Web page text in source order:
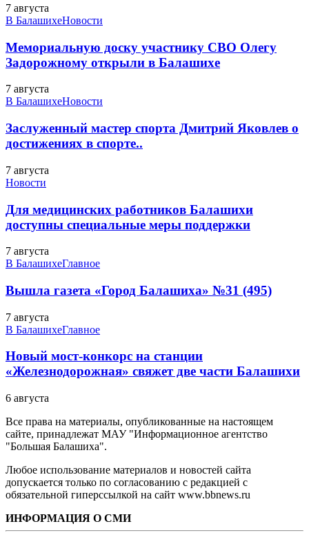
7 августа
В БалашихеНовости
Мемориальную доску участнику СВО Олегу
Задорожному открыли в Балашихе
7 августа
В БалашихеНовости
Заслуженный мастер спорта Дмитрий Яковлев о
достижениях в спорте..
7 августа
Новости
Для медицинских работников Балашихи
доступны специальные меры поддержки
7 августа
В БалашихеГлавное
Вышла газета «Город Балашиха» №31 (495)
7 августа
В БалашихеГлавное
Новый мост-конкорс на станции
«Железнодорожная» свяжет две части Балашихи
6 августа
Все права на материалы, опубликованные на настоящем
сайте, принадлежат МАУ "Информационное агентство
"Большая Балашиха".
Любое использование материалов и новостей сайта
допускается только по согласованию с редакцией с
обязательной гиперссылкой на сайт www.bbnews.ru
ИНФОРМАЦИЯ О СМИ